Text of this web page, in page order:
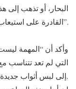
البحار، أو تذهب إلى
القادرة على استيعاب طموحات مواطنيها، لا الدولة الطاردة لهم”.
وأكد أن “المهمة
التي لم تعد تتناسب
إلى لبس أثواب جديدة.